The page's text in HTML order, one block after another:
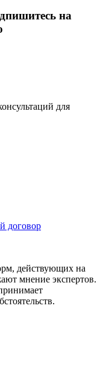
на
для
договор
действующих на
мнение экспертов.